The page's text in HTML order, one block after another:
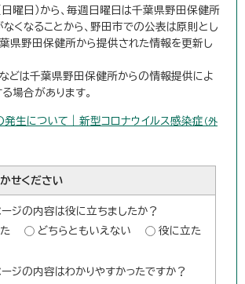
曜日）から、毎週日曜日は千葉県野田保健所
くなることから、野田市での公表は原則とし
県野田保健所から提供された情報を更新し
どは千葉県野田保健所からの情報提供によ
場合があります。
発生について｜新型コロナウイルス感染症 （外
せください
ージの内容は役に立ちましたか？
どちらともいえない
役に立た
ージの内容はわかりやすかったですか？